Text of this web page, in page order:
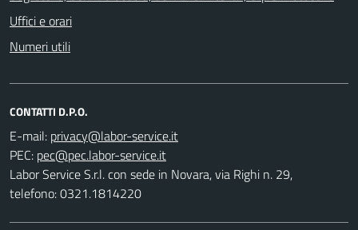
Uffici e orari
Numeri utili
CONTATTI D.P.O.
E-mail:
PEC:
Labor Service S.r.l. con sede in Novara, via Righi n. 29,
telefono: 0321.1814220